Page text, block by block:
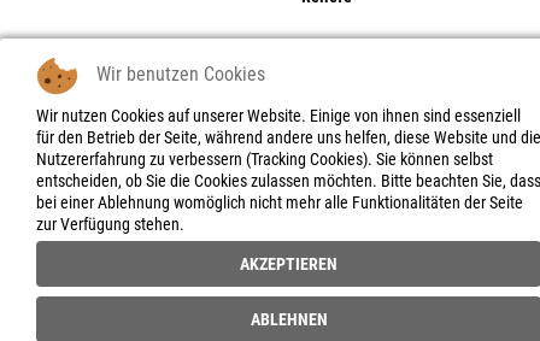
the unfamiliarnaires
Wir benutzen Cookies
Wir nutzen Cookies auf unserer Website. Einige von ihnen sind essenziell
für den Betrieb der Seite, während andere uns helfen, diese Website und die
Nutzererfahrung zu verbessern (Tracking Cookies). Sie können selbst
entscheiden, ob Sie die Cookies zulassen möchten. Bitte beachten Sie, dass
bei einer Ablehnung womöglich nicht mehr alle Funktionalitäten der Seite
zur Verfügung stehen.
AKZEPTIEREN
ABLEHNEN